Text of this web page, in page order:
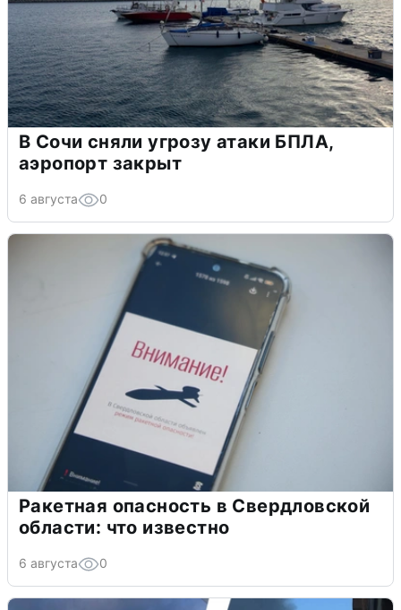
В Сочи сняли угрозу атаки БПЛА,
аэропорт закрыт
6 августа 0
Ракетная опасность в Свердловской
области: что известно
6 августа 0